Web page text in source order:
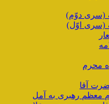
(سری دوّم)
(سری اوّل)
محرم
آقا
معظم رهبری به آمل